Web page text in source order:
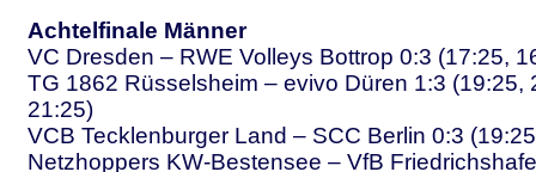
Achtelfinale Männer
VC Dresden – RWE Volleys Bottrop 0:3 (17:25,
TG 1862 Rüsselsheim – evivo Düren 1:3 (19:25,
21:25)
VCB Tecklenburger Land – SCC Berlin 0:3
Netzhoppers KW-Bestensee – VfB